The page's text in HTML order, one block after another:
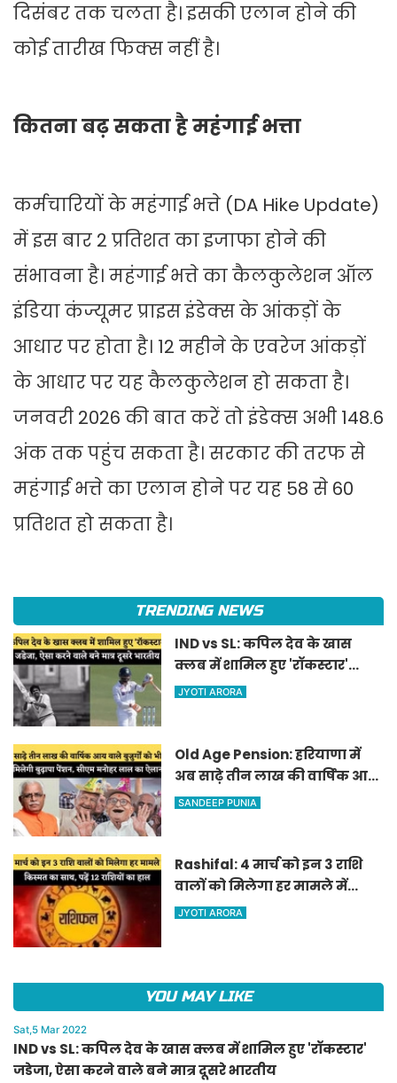
दिसंबर तक चलता है। इसकी एलान होने की
कोई तारीख फिक्स नहीं है।
कितना बढ़ सकता है महंगाई भत्ता
कर्मचारियों के महंगाई भत्ते (DA Hike Update)
में इस बार 2 प्रतिशत का इजाफा होने की
संभावना है। महंगाई भत्ते का कैलकुलेशन ऑल
इंडिया कंज्यूमर प्राइस इंडेक्स के आंकड़ों के
आधार पर होता है। 12 महीने के एवरेज आंकड़ों
के आधार पर यह कैलकुलेशन हो सकता है।
जनवरी 2026 की बात करें तो इंडेक्स अभी 148.6
अंक तक पहुंच सकता है। सरकार की तरफ से
महंगाई भत्ते का एलान होने पर यह 58 से 60
प्रतिशत हो सकता है।
TRENDING NEWS
IND vs SL: कपिल देव के खास
क्लब में शामिल हुए 'रॉकस्टार'
जडेजा, ऐसा करने वाले बने मात्र
JYOTI ARORA
Old Age Pension: हरियाणा में
अब साढ़े तीन लाख की वार्षिक आय
वाले बुजुर्गों को भी मिलेगी बुढ़ापा
SANDEEP PUNIA
Rashifal: 4 मार्च को इन 3 राशि
वालों को मिलेगा हर मामले में
किस्मत का साथ, पढ़ें 12 राशियों का
JYOTI ARORA
YOU MAY LIKE
Sat,5 Mar 2022
IND vs SL: कपिल देव के खास क्लब में शामिल हुए 'रॉकस्टार'
जडेजा, ऐसा करने वाले बने मात्र दूसरे भारतीय